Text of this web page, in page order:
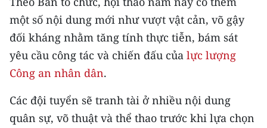
Media Y tế
Media Khoa học - Công nghệ
Media Môi trường
Ảnh
Infographic
một số nội dung mới như vượt vật cản, võ gậy
đối kháng nhằm tăng tính thực tiễn, bám sát
yêu cầu công tác và chiến đấu của lực lượng
Công an nhân dân.
Các đội tuyển sẽ tranh tài ở nhiều nội dung
quân sự, võ thuật và thể thao trước khi lựa chọn